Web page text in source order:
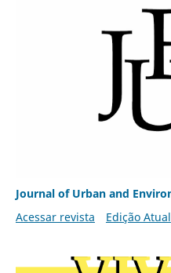
Journal of Urban and
Acessar revista
Edição Atual